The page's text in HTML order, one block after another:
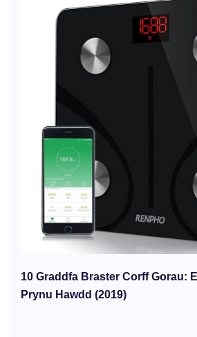
10 Graddfa Braster Corff Gorau:
Prynu Hawdd (2019)